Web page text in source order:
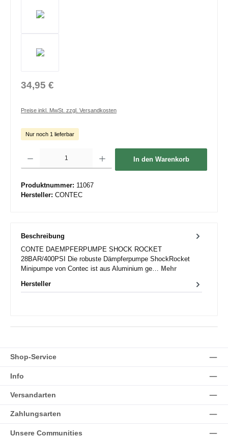
34,95 €
Preise inkl. MwSt. zzgl. Versandkosten
Nur noch 1 lieferbar
In den Warenkorb
Produktnummer: 11067
Hersteller: CONTEC
Beschreibung
CONTE DAEMPFERPUMPE SHOCK ROCKET
28BAR/400PSI Die robuste Dämpferpumpe ShockRocket
Minipumpe von Contec ist aus Aluminium ge… Mehr
Hersteller
Shop-Service
Info
Versandarten
Zahlungsarten
Unsere Communities